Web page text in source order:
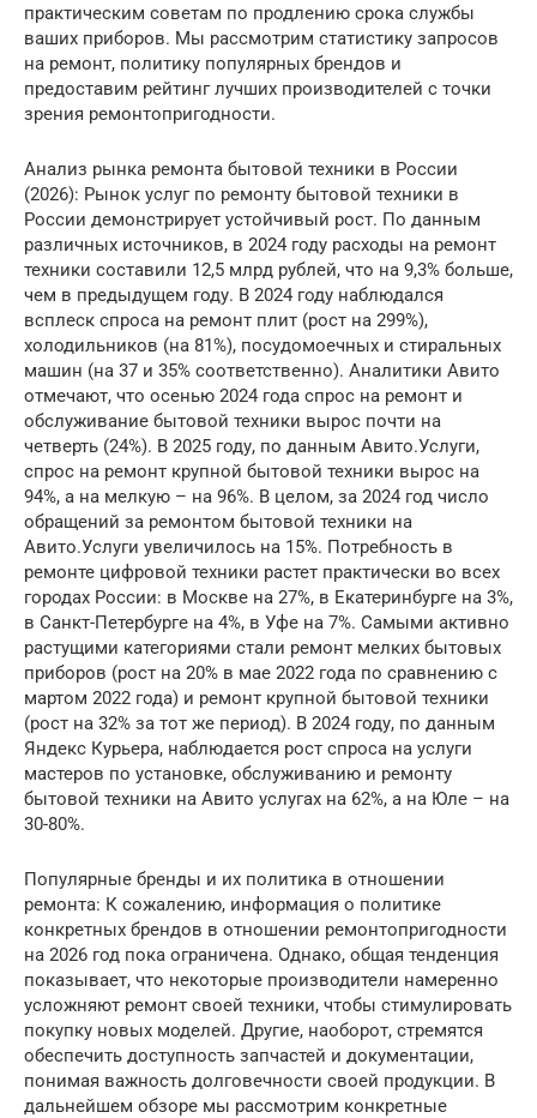
практическим советам по продлению срока службы
ваших приборов. Мы рассмотрим статистику запросов
на ремонт, политику популярных брендов и
предоставим рейтинг лучших производителей с точки
зрения ремонтопригодности.
Анализ рынка ремонта бытовой техники в России
(2026): Рынок услуг по ремонту бытовой техники в
России демонстрирует устойчивый рост. По данным
различных источников, в 2024 году расходы на ремонт
техники составили 12,5 млрд рублей, что на 9,3% больше,
чем в предыдущем году. В 2024 году наблюдался
всплеск спроса на ремонт плит (рост на 299%),
холодильников (на 81%), посудомоечных и стиральных
машин (на 37 и 35% соответственно). Аналитики Авито
отмечают, что осенью 2024 года спрос на ремонт и
обслуживание бытовой техники вырос почти на
четверть (24%). В 2025 году, по данным Авито.Услуги,
спрос на ремонт крупной бытовой техники вырос на
94%, а на мелкую – на 96%. В целом, за 2024 год число
обращений за ремонтом бытовой техники на
Авито.Услуги увеличилось на 15%. Потребность в
ремонте цифровой техники растет практически во всех
городах России: в Москве на 27%, в Екатеринбурге на 3%,
в Санкт-Петербурге на 4%, в Уфе на 7%. Самыми активно
растущими категориями стали ремонт мелких бытовых
приборов (рост на 20% в мае 2022 года по сравнению с
мартом 2022 года) и ремонт крупной бытовой техники
(рост на 32% за тот же период). В 2024 году, по данным
Яндекс Курьера, наблюдается рост спроса на услуги
мастеров по установке, обслуживанию и ремонту
бытовой техники на Авито услугах на 62%, а на Юле – на
30-80%.
Популярные бренды и их политика в отношении
ремонта: К сожалению, информация о политике
конкретных брендов в отношении ремонтопригодности
на 2026 год пока ограничена. Однако, общая тенденция
показывает, что некоторые производители намеренно
усложняют ремонт своей техники, чтобы стимулировать
покупку новых моделей. Другие, наоборот, стремятся
обеспечить доступность запчастей и документации,
понимая важность долговечности своей продукции. В
дальнейшем обзоре мы рассмотрим конкретные